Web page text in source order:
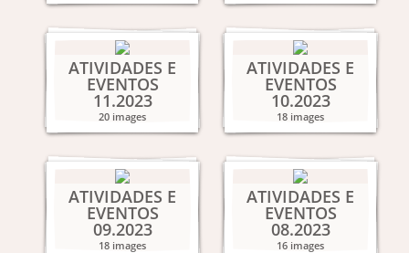
ATIVIDADES E
EVENTOS
11.2023
20 images
ATIVIDADES E
EVENTOS
10.2023
18 images
ATIVIDADES E
EVENTOS
09.2023
18 images
ATIVIDADES E
EVENTOS
08.2023
16 images